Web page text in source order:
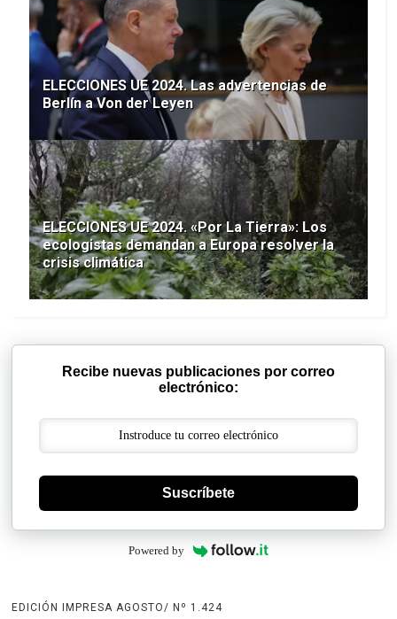
ELECCIONES UE 2024. Las advertencias de
Berlín a Von der Leyen
ELECCIONES UE 2024. «Por La Tierra»: Los
ecologistas demandan a Europa resolver la
crisis climática
Recibe nuevas publicaciones por correo
electrónico:
Suscríbete
Powered by
EDICIÓN IMPRESA AGOSTO/ Nº 1.424